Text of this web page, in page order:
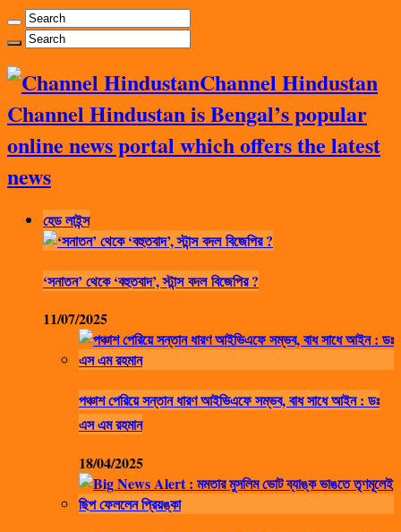
Channel Hindustan
Channel Hindustan is Bengal’s popular
online news portal which offers the latest
news
হেড লাইন্স
‘সনাতন’ থেকে ‘বহুতবাদ’, স্টান্স বদল বিজেপির ?
11/07/2025
পঞ্চাশ পেরিয়ে সন্তান ধারণ আইভিএফে সম্ভব, বাধ সাধে আইন : ডঃ
এস এম রহমান
18/04/2025